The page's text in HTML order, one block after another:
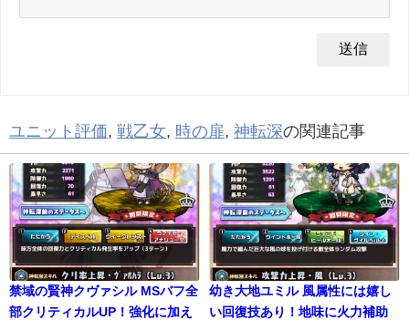
ユニット評価, 戦乙女, 時の扉, 神転深の関連記事
禁域の賢神クヴァシル MSバフ全
部クリティカルUP！強化に加え
幼き大地ユミル 風属性には嬉し
い回復技あり！地味に火力補助